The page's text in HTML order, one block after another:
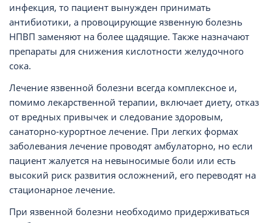
инфекция, то пациент вынужден принимать
антибиотики, а провоцирующие язвенную болезнь
НПВП заменяют на более щадящие. Также назначают
препараты для снижения кислотности желудочного
сока.
Лечение язвенной болезни всегда комплексное и,
помимо лекарственной терапии, включает диету, отказ
от вредных привычек и следование здоровым,
санаторно-курортное лечение. При легких формах
заболевания лечение проводят амбулаторно, но если
пациент жалуется на невыносимые боли или есть
высокий риск развития осложнений, его переводят на
стационарное лечение.
При язвенной болезни необходимо придерживаться